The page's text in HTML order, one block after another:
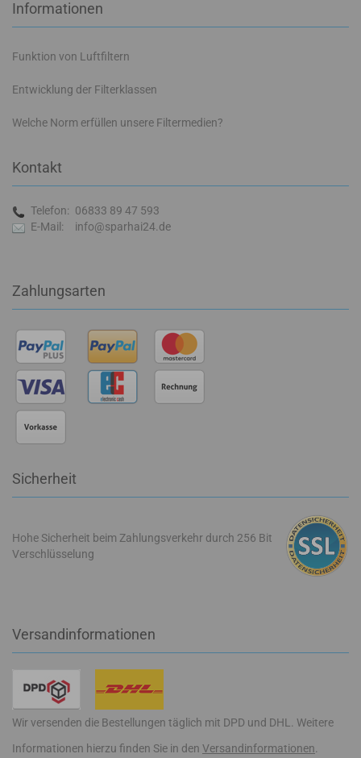
Informationen
Funktion von Luftfiltern
Entwicklung der Filterklassen
Welche Norm erfüllen unsere Filtermedien?
Kontakt
Telefon: 06833 89 47 593
E-Mail:
info@sparhai24.de
Zahlungsarten
Sicherheit
Hohe Sicherheit beim Zahlungsverkehr durch 256 Bit
Verschlüsselung
Versandinformationen
Wir versenden die Bestellungen täglich mit DPD und DHL. Weitere
Informationen hierzu finden Sie in den Versandinformationen.